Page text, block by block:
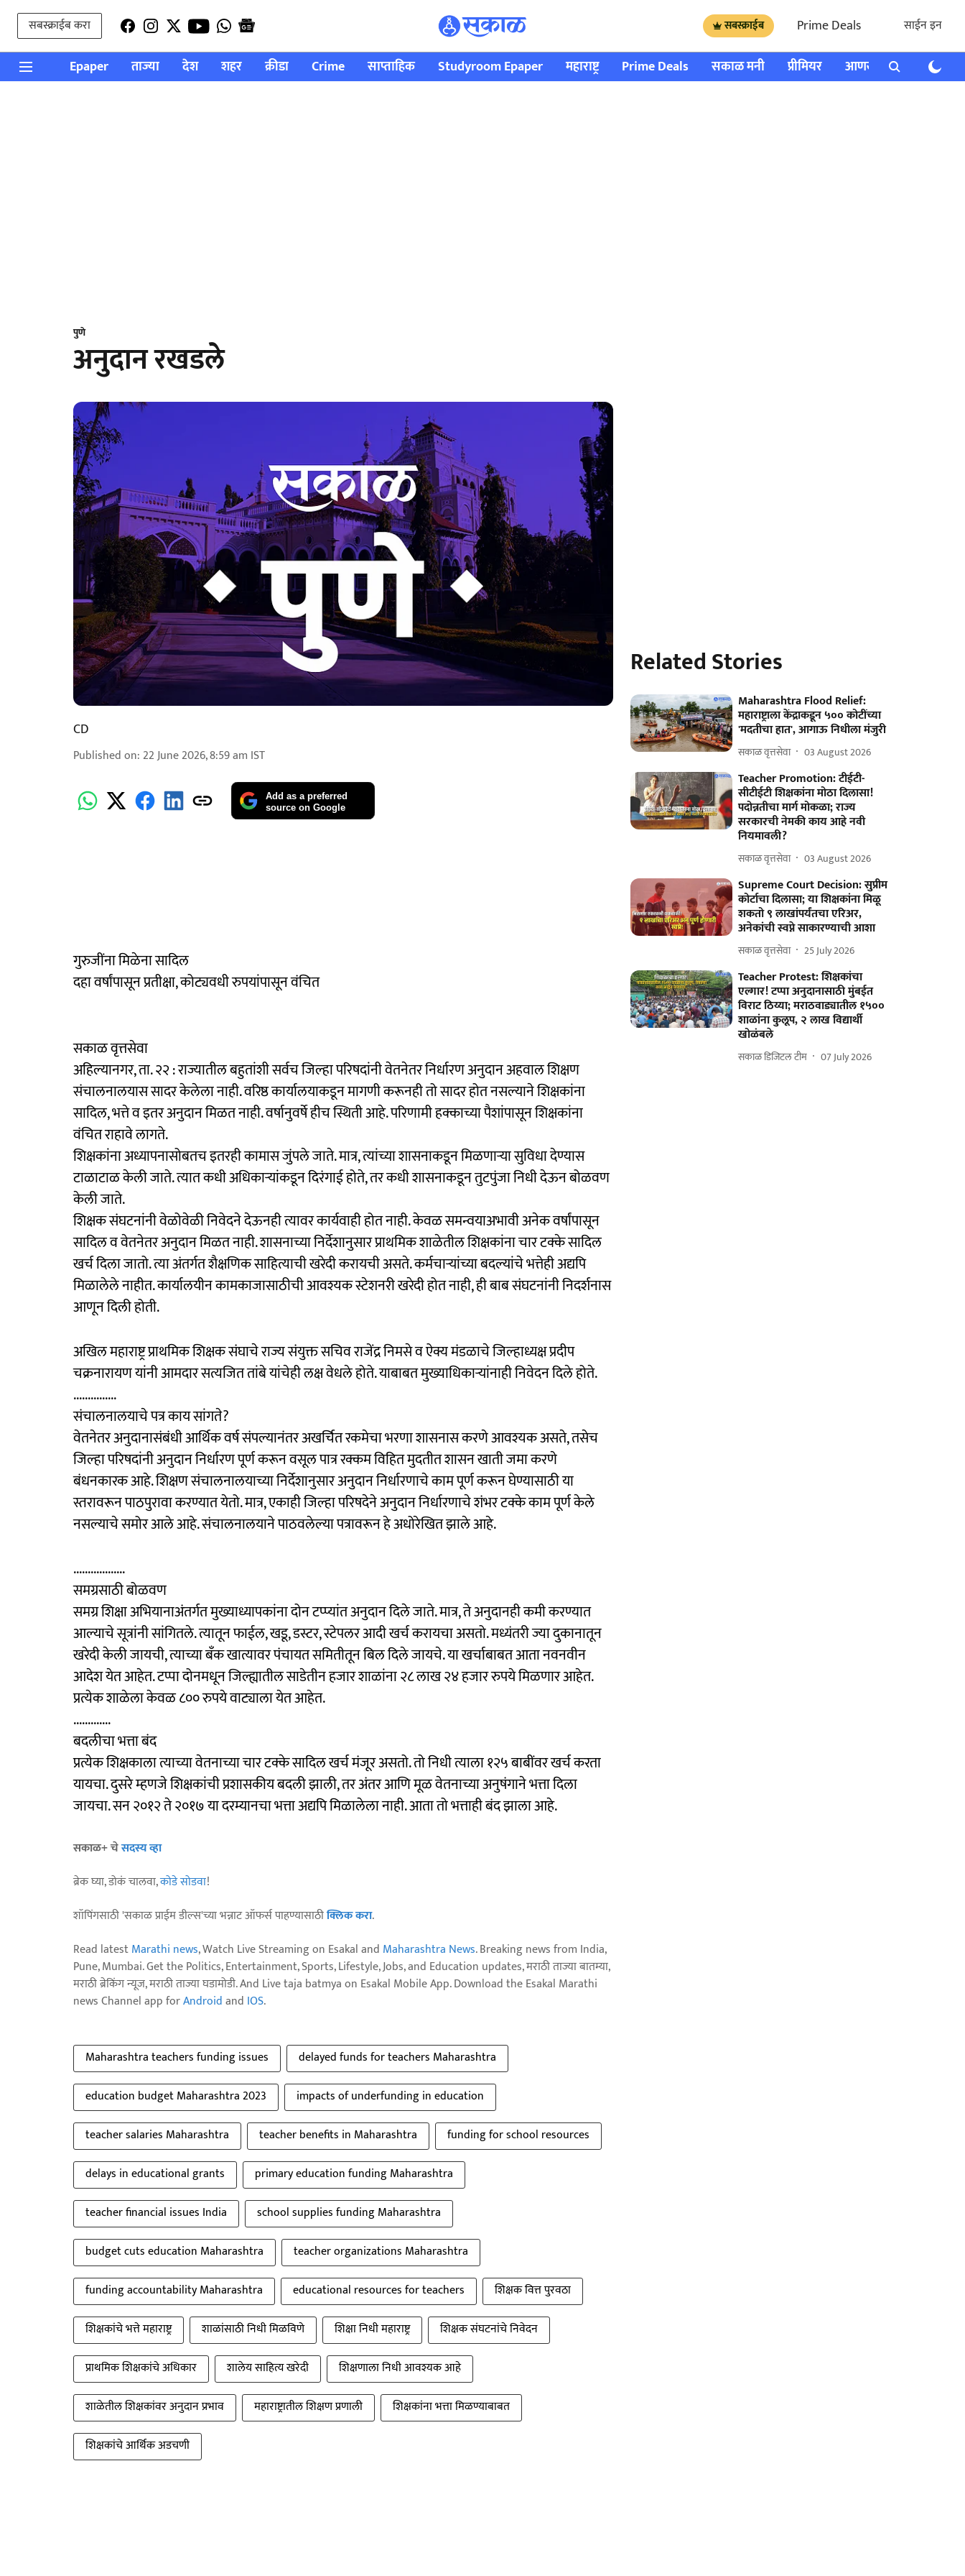
सबस्क्राईब करा सबस्क्राईब Prime Deals साईन इन
Epaper ताज्या देश शहर क्रीडा Crime साप्ताहिक Studyroom Epaper महाराष्ट्र Prime Deals सकाळ मनी प्रीमियर आणखी राशी भविष्य
पुणे
अनुदान रखडले
CD
Published on: 22 June 2026, 8:59 am IST
Add as a preferred
source on Google
गुरुजींना मिळेना सादिल
दहा वर्षांपासून प्रतीक्षा, कोट्यवधी रुपयांपासून वंचित
सकाळ वृत्तसेवा
अहिल्यानगर, ता. २२ : राज्यातील बहुतांशी सर्वच जिल्हा परिषदांनी वेतनेतर निर्धारण अनुदान अहवाल शिक्षण
संचालनालयास सादर केलेला नाही. वरिष्ठ कार्यालयाकडून मागणी करूनही तो सादर होत नसल्याने शिक्षकांना
सादिल, भत्ते व इतर अनुदान मिळत नाही. वर्षानुवर्षे हीच स्थिती आहे. परिणामी हक्काच्या पैशांपासून शिक्षकांना
वंचित राहावे लागते.
शिक्षकांना अध्यापनासोबतच इतरही कामास जुंपले जाते. मात्र, त्यांच्या शासनाकडून मिळणाऱ्या सुविधा देण्यास
टाळाटाळ केली जाते. त्यात कधी अधिकाऱ्यांकडून दिरंगाई होते, तर कधी शासनाकडून तुटपुंजा निधी देऊन बोळवण
केली जाते.
शिक्षक संघटनांनी वेळोवेळी निवेदने देऊनही त्यावर कार्यवाही होत नाही. केवळ समन्वयाअभावी अनेक वर्षांपासून
सादिल व वेतनेतर अनुदान मिळत नाही. शासनाच्या निर्देशानुसार प्राथमिक शाळेतील शिक्षकांना चार टक्के सादिल
खर्च दिला जातो. त्या अंतर्गत शैक्षणिक साहित्याची खरेदी करायची असते. कर्मचाऱ्यांच्या बदल्यांचे भत्तेही अद्यपि
मिळालेले नाहीत. कार्यालयीन कामकाजासाठीची आवश्यक स्टेशनरी खरेदी होत नाही, ही बाब संघटनांनी निदर्शनास
आणून दिली होती.
अखिल महाराष्ट्र प्राथमिक शिक्षक संघाचे राज्य संयुक्त सचिव राजेंद्र निमसे व ऐक्य मंडळाचे जिल्हाध्यक्ष प्रदीप
चक्रनारायण यांनी आमदार सत्यजित तांबे यांचेही लक्ष वेधले होते. याबाबत मुख्याधिकाऱ्यांनाही निवेदन दिले होते.
...............
संचालनालयाचे पत्र काय सांगते?
वेतनेतर अनुदानासंबंधी आर्थिक वर्ष संपल्यानंतर अखर्चित रकमेचा भरणा शासनास करणे आवश्यक असते, तसेच
जिल्हा परिषदांनी अनुदान निर्धारण पूर्ण करून वसूल पात्र रक्कम विहित मुदतीत शासन खाती जमा करणे
बंधनकारक आहे. शिक्षण संचालनालयाच्या निर्देशानुसार अनुदान निर्धारणाचे काम पूर्ण करून घेण्यासाठी या
स्तरावरून पाठपुरावा करण्यात येतो. मात्र, एकाही जिल्हा परिषदेने अनुदान निर्धारणाचे शंभर टक्के काम पूर्ण केले
नसल्याचे समोर आले आहे. संचालनालयाने पाठवलेल्या पत्रावरून हे अधोरेखित झाले आहे.
..................
समग्रसाठी बोळवण
समग्र शिक्षा अभियानाअंतर्गत मुख्याध्यापकांना दोन टप्प्यांत अनुदान दिले जाते. मात्र, ते अनुदानही कमी करण्यात
आल्याचे सूत्रांनी सांगितले. त्यातून फाईल, खडू, डस्टर, स्टेपलर आदी खर्च करायचा असतो. मध्यंतरी ज्या दुकानातून
खरेदी केली जायची, त्याच्या बँक खात्यावर पंचायत समितीतून बिल दिले जायचे. या खर्चाबाबत आता नवनवीन
आदेश येत आहेत. टप्पा दोनमधून जिल्ह्यातील साडेतीन हजार शाळांना २८ लाख २४ हजार रुपये मिळणार आहेत.
प्रत्येक शाळेला केवळ ८०० रुपये वाट्याला येत आहेत.
.............
बदलीचा भत्ता बंद
प्रत्येक शिक्षकाला त्याच्या वेतनाच्या चार टक्के सादिल खर्च मंजूर असतो. तो निधी त्याला १२५ बाबींवर खर्च करता
यायचा. दुसरे म्हणजे शिक्षकांची प्रशासकीय बदली झाली, तर अंतर आणि मूळ वेतनाच्या अनुषंगाने भत्ता दिला
जायचा. सन २०१२ ते २०१७ या दरम्यानचा भत्ता अद्यपि मिळालेला नाही. आता तो भत्ताही बंद झाला आहे.
सकाळ+ चेसदस्य व्हा
ब्रेक घ्या, डोकं चालवा,कोडे सोडवा!
शॉपिंगसाठी 'सकाळ प्राईम डील्स'च्या भन्नाट ऑफर्स पाहण्यासाठीक्लिक करा.
Read latestMarathi news, Watch Live Streaming on Esakal and Maharashtra News. Breaking news from India,
Pune, Mumbai. Get the Politics, Entertainment, Sports, Lifestyle, Jobs, and Education updates, मराठी ताज्या बातम्या,
मराठी ब्रेकिंग न्यूज, मराठी ताज्या घडामोडी. And Live taja batmya on Esakal Mobile App. Download the Esakal Marathi
news Channel app forAndroidand IOS.
Maharashtra teachers funding issues
delayed funds for teachers Maharashtra
education budget Maharashtra 2023
impacts of underfunding in education
teacher salaries Maharashtra
teacher benefits in Maharashtra
funding for school resources
delays in educational grants
primary education funding Maharashtra
teacher financial issues India
school supplies funding Maharashtra
budget cuts education Maharashtra
teacher organizations Maharashtra
funding accountability Maharashtra
educational resources for teachers
शिक्षक वित्त पुरवठा
शिक्षकांचे भत्ते महाराष्ट्र
शाळांसाठी निधी मिळविणे शिक्षा निधी महाराष्ट्र
शिक्षक संघटनांचे निवेदन
प्राथमिक शिक्षकांचे अधिकार
शालेय साहित्य खरेदी
शिक्षणाला निधी आवश्यक आहे
शाळेतील शिक्षकांवर अनुदान प्रभाव
महाराष्ट्रातील शिक्षण प्रणाली
शिक्षकांना भत्ता मिळण्याबाबत
शिक्षकांचे आर्थिक अडचणी
Related Stories
Maharashtra Flood Relief:
महाराष्ट्राला केंद्राकडून ५०० कोटींच्या
'मदतीचा हात', आगाऊ निधीला मंजुरी
सकाळ वृत्तसेवा 03 August 2026
Teacher Promotion: टीईटी-
सीटीईटी शिक्षकांना मोठा दिलासा!
पदोन्नतीचा मार्ग मोकळा; राज्य
सरकारची नेमकी काय आहे नवी
नियमावली?
सकाळ वृत्तसेवा 03 August 2026
Supreme Court Decision: सुप्रीम
कोर्टाचा दिलासा; या शिक्षकांना मिळू
शकतो ९ लाखांपर्यंतचा एरिअर,
अनेकांची स्वप्ने साकारण्याची आशा
सकाळ वृत्तसेवा 25 July 2026
Teacher Protest: शिक्षकांचा
एल्गार! टप्पा अनुदानासाठी मुंबईत
विराट ठिय्या; मराठवाड्यातील १५००
शाळांना कुलूप, २ लाख विद्यार्थी
खोळंबले
सकाळ डिजिटल टीम 07 July 2026